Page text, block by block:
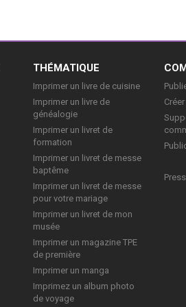
THÉMATIQUE
Imprimer un livre de cuisine
Imprimer un livre de
généalogie
Imprimer un livret de
formation
Imprimer un livret de messe
baptême
Imprimer un livret de messe
pour votre mariage
Imprimer un livret de mon
musée
Imprimer un magazine TPE
de première
Imprimer un manga
Imprimez un album photo
de voyage